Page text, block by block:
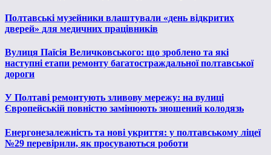
Полтавські музейники влаштували «день відкритих
дверей» для медичних працівників
Вулиця Паїсія Величковського: що зроблено та які
наступні етапи ремонту багатостраждальної полтавської
дороги
У Полтаві ремонтують зливову мережу: на вулиці
Європейській повністю замінюють зношений колодязь
Енергонезалежність та нові укриття: у полтавському ліцеї
№29 перевірили, як просуваються роботи